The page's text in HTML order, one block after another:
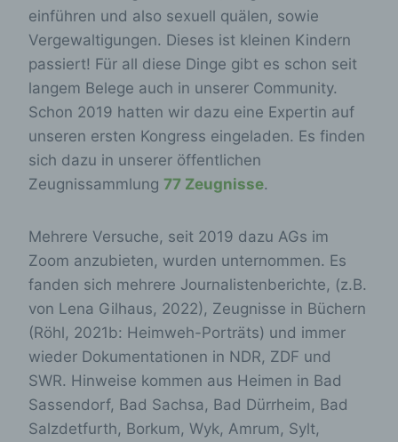
einführen und also sexuell quälen, sowie
Vergewaltigungen. Dieses ist kleinen Kindern
passiert! Für all diese Dinge gibt es schon seit
langem Belege auch in unserer Community.
Schon 2019 hatten wir dazu eine Expertin auf
unseren ersten Kongress eingeladen. Es finden
sich dazu in unserer öffentlichen
Zeugnissammlung 77 Zeugnisse.
Mehrere Versuche, seit 2019 dazu AGs im
Zoom anzubieten, wurden unternommen. Es
fanden sich mehrere Journalistenberichte, (z.B.
von Lena Gilhaus, 2022), Zeugnisse in Büchern
(Röhl, 2021b: Heimweh-Porträts) und immer
wieder Dokumentationen in NDR, ZDF und
SWR. Hinweise kommen aus Heimen in Bad
Sassendorf, Bad Sachsa, Bad Dürrheim, Bad
Salzdetfurth, Borkum, Wyk, Amrum, Sylt,